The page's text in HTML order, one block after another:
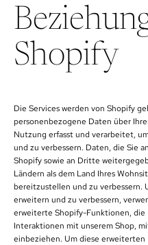
Shopify
Die Services werden von Shopify
personenbezogene Daten über
Nutzung erfasst und verarbeitet,
und zu verbessern. Daten, die Sie
Shopify sowie an Dritte
Ländern als dem Land Ihres
bereitzustellen und zu verbessern.
erweitern und zu verbessern,
erweiterte Shopify-Funktionen, die
Interaktionen mit unserem Shop,
einbeziehen. Um diese